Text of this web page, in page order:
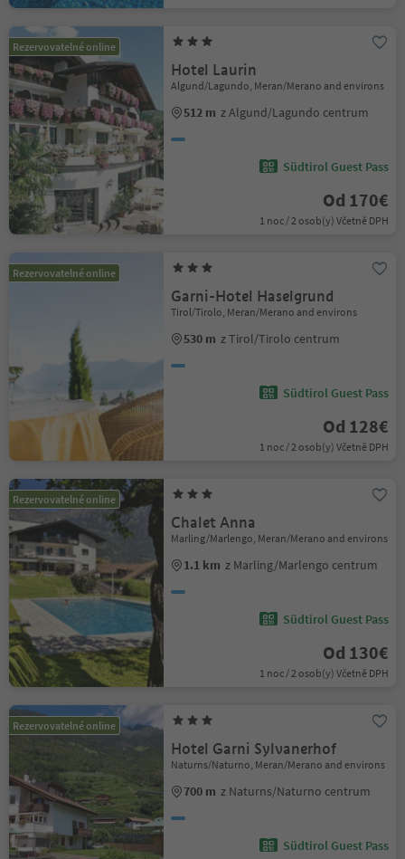
Rezervovatelné online
Hotel Laurin
Algund/Lagundo, Meran/Merano and environs
512 m z Algund/Lagundo centrum
Südtirol Guest Pass
Od 170€
1 noc / 2 osob(y) Včetně DPH
Rezervovatelné online
Garni-Hotel Haselgrund
Tirol/Tirolo, Meran/Merano and environs
530 m z Tirol/Tirolo centrum
Südtirol Guest Pass
Od 128€
1 noc / 2 osob(y) Včetně DPH
Rezervovatelné online
Chalet Anna
Marling/Marlengo, Meran/Merano and environs
1.1 km z Marling/Marlengo centrum
Südtirol Guest Pass
Od 130€
1 noc / 2 osob(y) Včetně DPH
Rezervovatelné online
Hotel Garni Sylvanerhof
Naturns/Naturno, Meran/Merano and environs
700 m z Naturns/Naturno centrum
Südtirol Guest Pass